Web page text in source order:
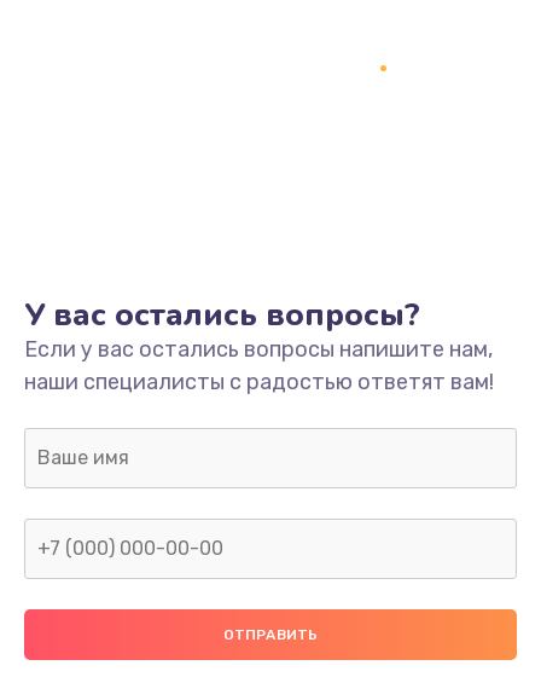
Замена процессора
1800 руб.
Замена системы охлаждения
1600 руб.
Замена термопасты
У вас остались вопросы?
Если у вас остались вопросы напишите нам,
наши специалисты с радостью ответят вам!